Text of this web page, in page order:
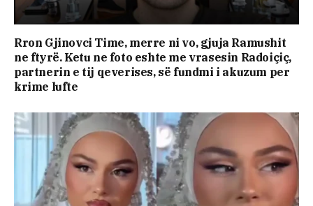
Rron Gjinovci Time, merre ni vo, gjuja Ramushit
ne ftyrë. Ketu ne foto eshte me vrasesin Radoiçiç,
partnerin e tij qeverises, së fundmi i akuzum per
krime lufte